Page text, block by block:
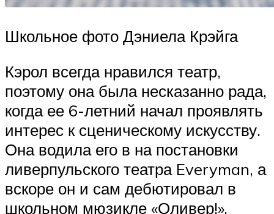
Школьное фото Дэниела Крэйга
Кэрол всегда нравился театр,
поэтому она была несказанно рада,
когда ее 6-летний начал проявлять
интерес к сценическому искусству.
Она водила его в на постановки
ливерпульского театра Everyman, а
вскоре он и сам дебютировал в
школьном мюзикле «Оливер!».